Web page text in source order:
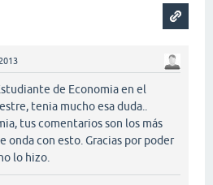
de Economia en el
tenia mucho esa duda..
tus comentarios son los más
onda con esto. Gracias por poder
lo hizo.